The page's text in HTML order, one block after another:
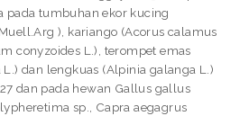
pada tumbuhan ekor kucing
), kariango (Acorus calamus
conyzoides L.), terompet emas
dan lengkuas (Alpinia galanga L.)
dan pada hewan Gallus gallus
sp., Capra aegagrus